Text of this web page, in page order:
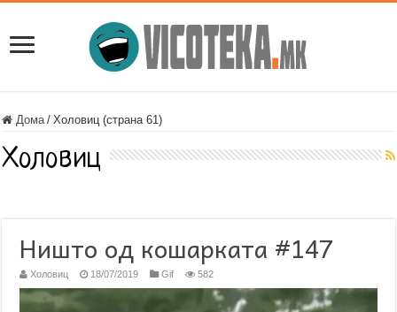
Дома / Холовиц (страна 61)
Холовиц
Ништо од кошарката #147
Холовиц 18/07/2019 Gif 582